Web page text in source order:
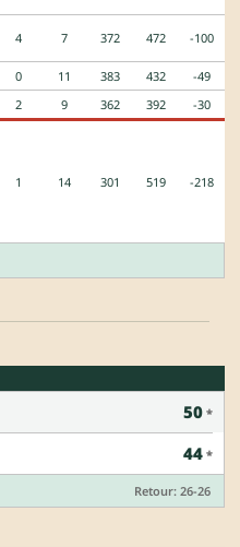
4 7 372 472 -100
0 11 383 432
-49
2 9 362 392 -30
1 14 301 519 -218
50
44
Retour: 26-26